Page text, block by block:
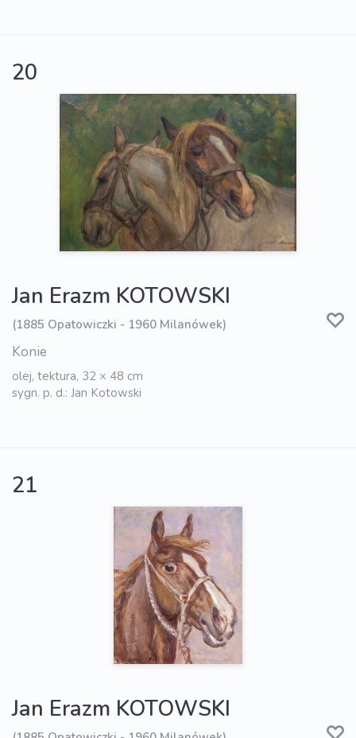
20
Jan Erazm KOTOWSKI
(1885 Opatowiczki - 1960 Milanówek)
Konie
olej, tektura, 32 × 48 cm
sygn. p. d.: Jan Kotowski
21
Jan Erazm KOTOWSKI